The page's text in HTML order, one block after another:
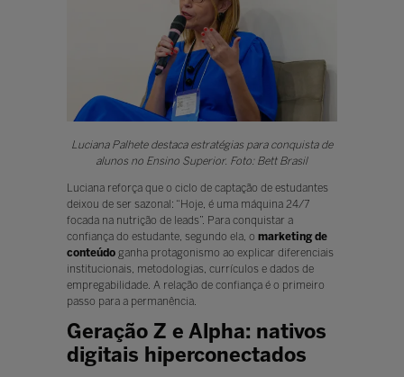
Luciana Palhete destaca estratégias para conquista de
alunos no Ensino Superior. Foto: Bett Brasil
Luciana reforça que o ciclo de captação de estudantes
deixou de ser sazonal: “Hoje, é uma máquina 24/7
focada na nutrição de leads”. Para conquistar a
confiança do estudante, segundo ela, o marketing de
conteúdoganha protagonismo ao explicar diferenciais
institucionais, metodologias, currículos e dados de
empregabilidade. A relação de confiança é o primeiro
passo para a permanência.
Geração Z e Alpha: nativos
digitais hiperconectados